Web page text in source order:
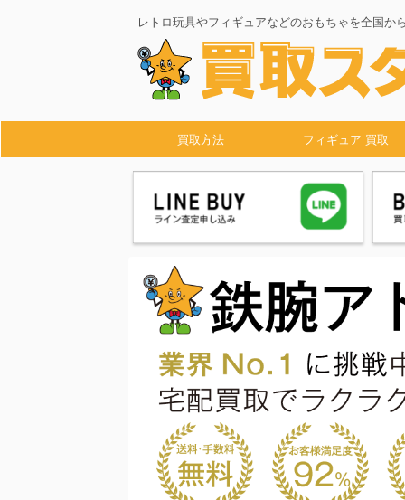
レトロ玩具やフィギュアなどのおもちゃを全国か
買取方法 フィギュア 買取